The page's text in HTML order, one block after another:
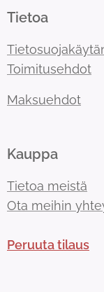
Tietoa
Toimitusehdot
Maksuehdot
Kauppa
Tietoa meistä
Ota meihin
Peruuta tilaus